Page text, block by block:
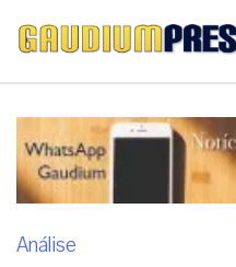
Análise